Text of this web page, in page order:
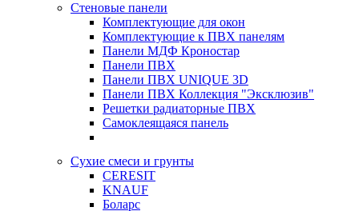
Стеновые панели
Комплектующие для окон
Комплектующие к ПВХ панелям
Панели МДФ Кроностар
Панели ПВХ
Панели ПВХ UNIQUE 3D
Панели ПВХ Коллекция "Эксклюзив"
Решетки радиаторные ПВХ
Самоклеящаяся панель
Сухие смеси и грунты
CERESIT
KNAUF
Боларс